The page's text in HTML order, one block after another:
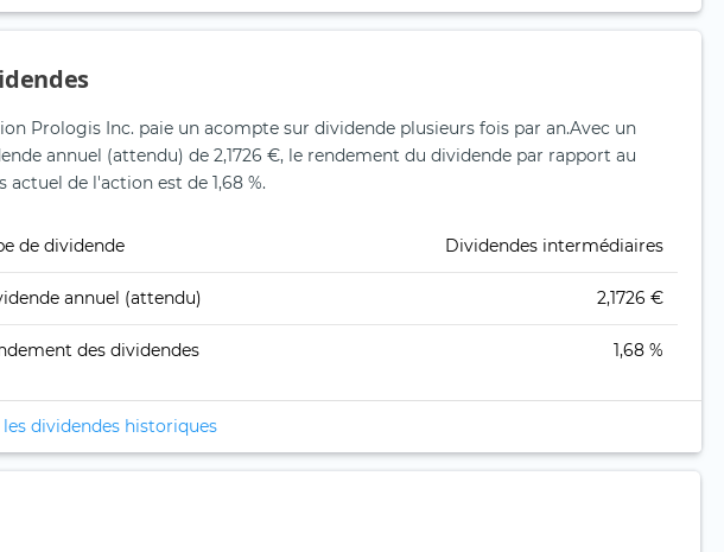
Prologis Inc. paie un acompte sur dividende plusieurs fois par an.Avec un
annuel (attendu) de 2,1726 €, le rendement du dividende par rapport au
actuel de l'action est de 1,68 %.
de dividende Dividendes intermédiaires
annuel (attendu) 2,1726 €
des dividendes 1,68 %
les dividendes historiques